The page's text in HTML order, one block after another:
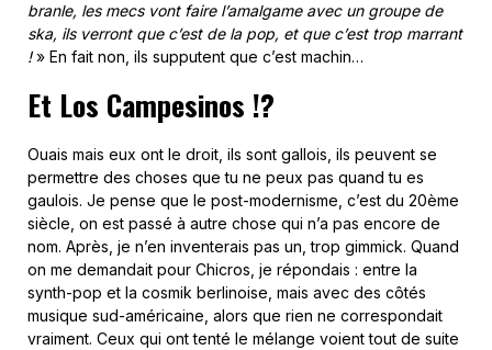
branle, les mecs vont faire l’amalgame avec un groupe de
ska, ils verront que c’est de la pop, et que c’est trop marrant
!» En fait non, ils supputent que c’est machin…
Et Los Campesinos !?
Ouais mais eux ont le droit, ils sont gallois, ils peuvent se
permettre des choses que tu ne peux pas quand tu es
gaulois. Je pense que le post-modernisme, c’est du 20ème
siècle, on est passé à autre chose qui n’a pas encore de
nom. Après, je n’en inventerais pas un, trop gimmick. Quand
on me demandait pour Chicros, je répondais : entre la
synth-pop et la cosmik berlinoise, mais avec des côtés
musique sud-américaine, alors que rien ne correspondait
vraiment. Ceux qui ont tenté le mélange voient tout de suite